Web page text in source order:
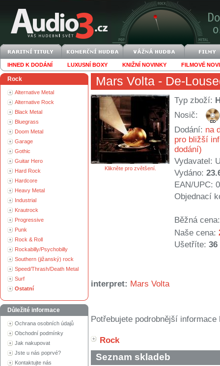
IHNED K DODÁNÍ LUXUSNÍ BOXY KNIŽNÍ NOVINKY FILMOVÉ
Rock
Alternative Metal
Alternative Rock
Black Metal
Bluegrass
Doom Metal
Garage
Gothic
Guitar Hero
Hard Rock
Hardcore
Heavy Metal
Industrial
Krautrock
Progressive
Punk
Rock & Roll
Rockabilly/Psychobilly
Southern (jižanský) rock
Speed/Thrash/Death Metal
Surf
Ostatní
Důležité informace
Ochrana osobních údajů
Obchodní podmínky
Jak nakupovat
Jste u nás poprvé?
Kontaktujte nás
Mars Volta - De-
Klikněte pro zvětšení.
Typ zboží:
Nosič:
Dodání: na
pro bližší
dodání)
Vydavatel:
Vydáno:
EAN/UPC:
Objednací
Běžná cena:
Naše cena:
Ušetříte: 36
interpret: Mars Volta
Potřebujete podrobnější
Rock
Seznam skladeb